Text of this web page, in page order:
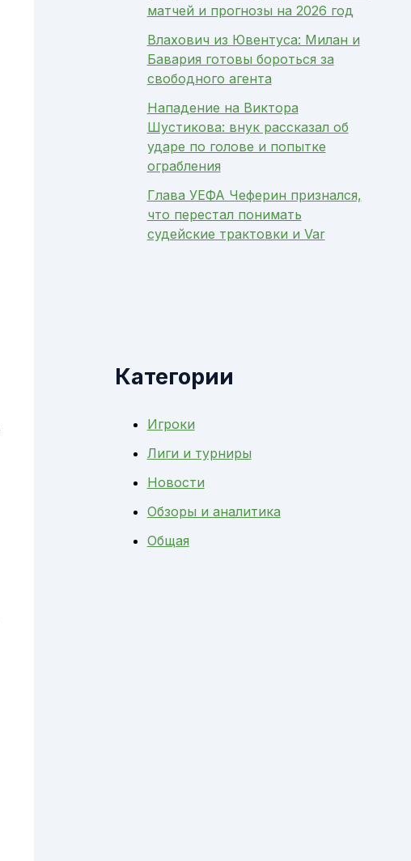
матчей и прогнозы на 2026 год
Влахович из Ювентуса: Милан и
Бавария готовы бороться за
свободного агента
Нападение на Виктора
Шустикова: внук рассказал об
ударе по голове и попытке
ограбления
Глава УЕФА Чеферин признался,
что перестал понимать
судейские трактовки и Var
Категории
Игроки
Лиги и турниры
Новости
Обзоры и аналитика
Общая